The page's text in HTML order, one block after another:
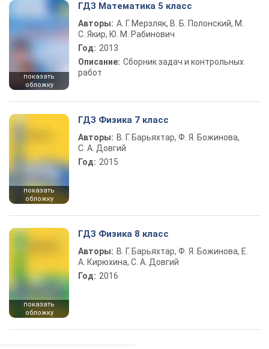
показать
обложку
ГДЗ Математика 5 класс
Авторы: А. Г. Мерзляк, В. Б. Полонский, М.
С. Якир, Ю. М. Рабинович
Год: 2013
Описание: Сборник задач и контрольных
работ
показать
обложку
ГДЗ Физика 7 класс
Авторы: В. Г. Барьяхтар, Ф. Я. Божинова,
С. А. Довгий
Год: 2015
показать
обложку
ГДЗ Физика 8 класс
Авторы: В. Г. Барьяхтар, Ф. Я. Божинова, Е.
А. Кирюхина, С. А. Довгий
Год: 2016